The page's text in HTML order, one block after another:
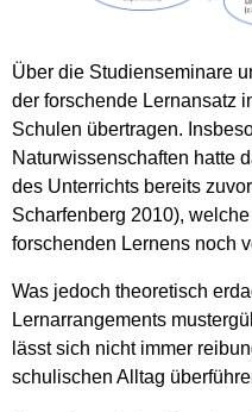
Über die Studienseminare
der forschende Lernansatz
Schulen übertragen.
Naturwissenschaften hatte
des Unterrichts bereits
Scharfenberg 2010),
forschenden Lernens noch
Was jedoch theoretisch
Lernarrangements
lässt sich nicht immer
schulischen Alltag